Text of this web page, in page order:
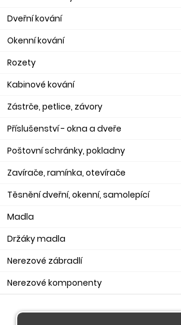
Dveřní kování
Okenní kování
Rozety
Kabinové kování
Zástrče, petlice, závory
Příslušenství - okna a dveře
Poštovní schránky, pokladny
Zavírače, ramínka, otevírače
Těsnění dveřní, okenní, samolepící
Madla
Držáky madla
Nerezové zábradlí
Nerezové komponenty